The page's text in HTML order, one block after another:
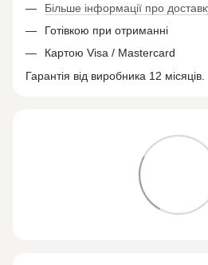
Більше інформації про
Готівкою при отриманні
Картою Visa / Mastercard
Гарантія від виробника 12 місяців.